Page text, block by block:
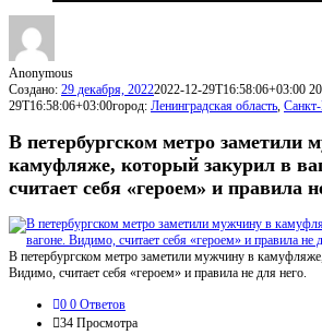
Anonymous
Создано: 29 декабря, 20222022-12-29T16:58:06+03:00
29T16:58:06+03:00город: Ленинградская область,
В петербургском метро заметили
камуфляже, который закурил в
считает себя «героем» и правила
В петербургском метро заметили мужчину в
Видимо, считает себя «героем» и правила не для него.
0 0 Ответов
34 Просмотра